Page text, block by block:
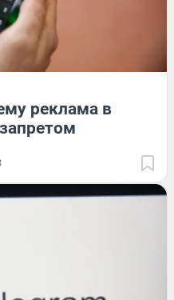
реклама в